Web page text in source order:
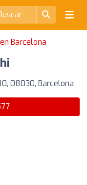
Barcelona
08030, Barcelona